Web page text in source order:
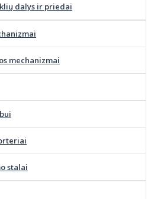
dalys ir priedai
mechanizmai
stalai